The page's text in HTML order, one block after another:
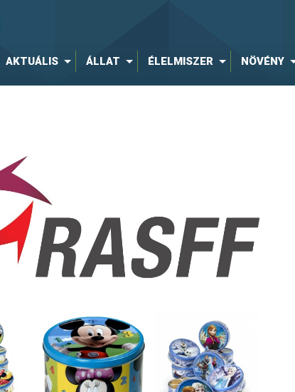
AKTUÁLIS ÁLLAT ÉLELMISZER NÖVÉNY